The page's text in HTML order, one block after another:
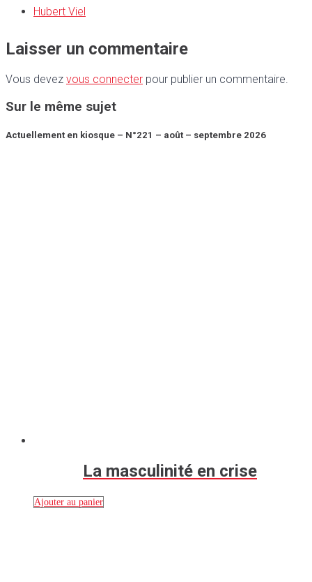
Hubert Viel
Laisser un commentaire
Vous devez vous connecter pour publier un commentaire.
Sur le même sujet
Actuellement en kiosque – N°221 – août – septembre 2026
La masculinité en crise
Ajouter au panier